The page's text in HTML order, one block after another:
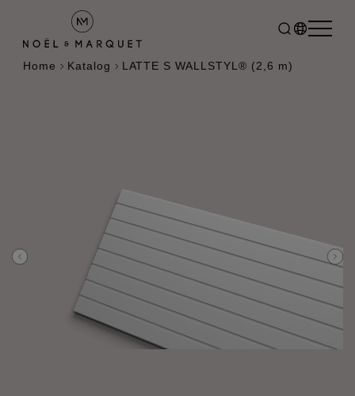
Home Katalog LATTE S WALLSTYL® (2,6 m)